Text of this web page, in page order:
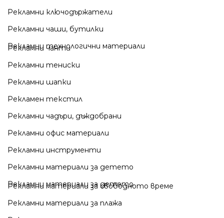
Рекламни ключодържатели
Рекламни чаши, бутилки
Рекламни технологични материали
Рекламни чанти
Рекламни тениски
Рекламни шапки
Рекламен текстил
Рекламни чадъри, дъждобрани
Рекламни офис материали
Рекламни инструменти
Рекламни материали за детето
Рекламни материали за детето
Рекламни материали за свободното време
Рекламни материали за плажа